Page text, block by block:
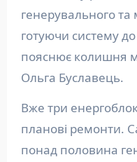
генерувального
готуючи систему
пояснює колишня
Ольга Буславець.
Вже три
планові ремонти.
понад половина